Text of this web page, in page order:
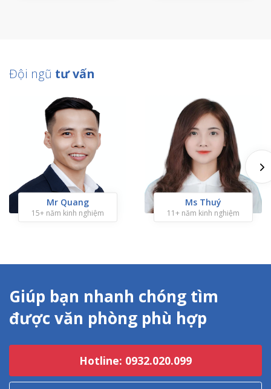
Đội ngũ tư vấn
Mr Quang
15+ năm kinh nghiệm
Ms Thuý
11+ năm kinh nghiệm
Giúp bạn nhanh chóng tìm
được văn phòng phù hợp
Hotline: 0932.020.099